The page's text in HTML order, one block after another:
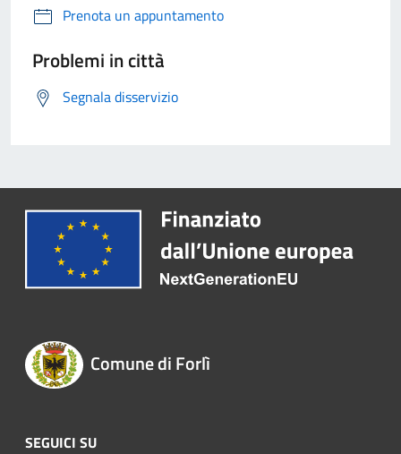
Prenota un appuntamento
Problemi in città
Segnala disservizio
Comune di Forlì
SEGUICI SU